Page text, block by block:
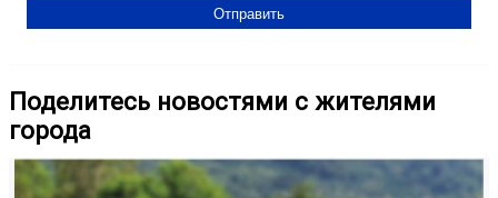
Поделитесь новостями с жителями
города